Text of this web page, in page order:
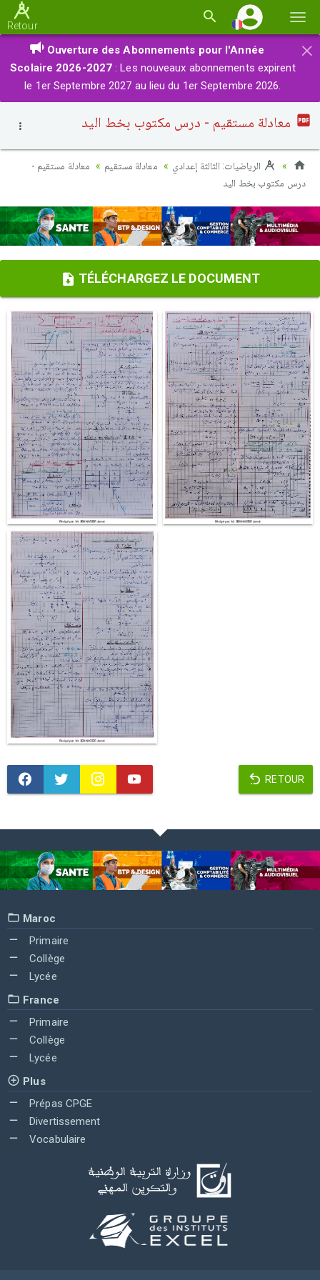
la
Retour
×
Ouverture des Abonnements pour l'Année
Scolaire 2026-2027 : Les nouveaux abonnements expirent
le 1er Septembre 2027 au lieu du 1er Septembre 2026.
معادلة مستقيم - درس مكتوب بخط اليد
الرياضيات: الثالثة إعدادي معادلة مستقيم
معادلة مستقيم -
درس مكتوب بخط اليد
TÉLÉCHARGEZ LE DOCUMENT
RETOUR
Maroc
Primaire
Collège
Lycée
France
Primaire
Collège
Lycée
Plus
Prépas CPGE
Divertissement
Vocabulaire